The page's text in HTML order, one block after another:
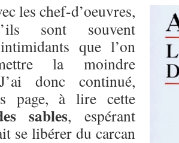
les chef-d’oeuvres,
sont souvent
que l’on
la moindre
donc continué,
page, à lire cette
sables, espérant
se libérer du carcan